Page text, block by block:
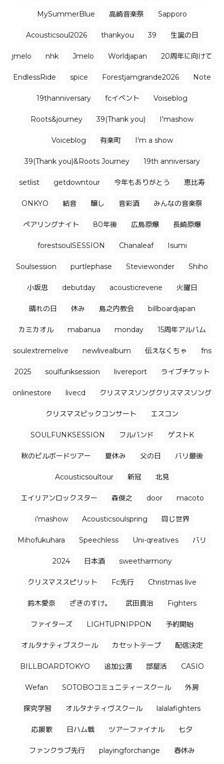
MySummerBlue 高崎音楽祭 Sapporo
Acousticsoul2026 thankyou 39 生誕の日
jmelo nhk Jmelo Worldjapan 20周年に向けて
EndlessRide spice Forestjamgrande2026 Note
19thanniversary fcイベント Voiseblog
Roots&journey 39(Thank you) I'mashow
Voiceblog 有楽町 I'm a show
39(Thank you)&Roots Journey 19th anniversary
setlist getdowntour 今年もありがとう 恵比寿
ONKYO 結音 醸し 音彩酒 みんなの音楽祭
ペアリングナイト 80年後 広島原爆 長崎原爆
forestsoulSESSION Chanaleaf Isumi
Soulsession purtlephase Steviewonder Shiho
小坂忠 debutday acousticreverie 火曜日
晴れの日 休み 島之内教会 billboardjapan
カミカオル mabanua monday 15周年アルバム
soulextremelive newlivealbum 伝えなくちゃ fns
2025 soulfunksession livereport ライブチケット
onlinestore livecd クリスマスソングクリスマスソング
クリスマスビックコンサート エスコン
SOULFUNKSESSION フルバンド ゲストK
秋のビルボードツアー 夏休み 父の日 バリ最後
Acousticsoultour 新冠 北見
エイリアンロックスター 森俊之 door macoto
i'mashow Acousticsoulspring 同じ世界
Mihofukuhara Speechless Uni-qreatives バリ
2024 日本酒 sweetharmony
クリスマススピリット Fc先行 Christmas live
鈴木愛奈 ざきのすけ。 武田真治 Fighters
ファイターズ LIGHTUPNIPPON 予約開始
オルタナティブスクール カセットテープ 配信決定
BILLBOARDTOKYO 追加公演 部屋活 CASIO
Wefan SOTOBOコミュニティースクール 外房
探究学習 オルタナティヴスクール lalalafighters
応援歌 日ハム戦 ツアーファイナル 七夕
ファンクラブ先行 playingforchange 春休み